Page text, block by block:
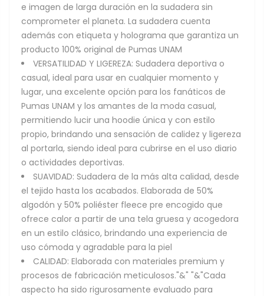
e imagen de larga duración en la sudadera sin
comprometer el planeta. La sudadera cuenta
además con etiqueta y holograma que garantiza un
producto 100% original de Pumas UNAM
VERSATILIDAD Y LIGEREZA: Sudadera deportiva o
casual, ideal para usar en cualquier momento y
lugar, una excelente opción para los fanáticos de
Pumas UNAM y los amantes de la moda casual,
permitiendo lucir una hoodie única y con estilo
propio, brindando una sensación de calidez y ligereza
al portarla, siendo ideal para cubrirse en el uso diario
o actividades deportivas.
SUAVIDAD: Sudadera de la más alta calidad, desde
el tejido hasta los acabados. Elaborada de 50%
algodón y 50% poliéster fleece pre encogido que
ofrece calor a partir de una tela gruesa y acogedora
en un estilo clásico, brindando una experiencia de
uso cómoda y agradable para la piel
CALIDAD: Elaborada con materiales premium y
procesos de fabricación meticulosos."&" "&"Cada
aspecto ha sido rigurosamente evaluado para